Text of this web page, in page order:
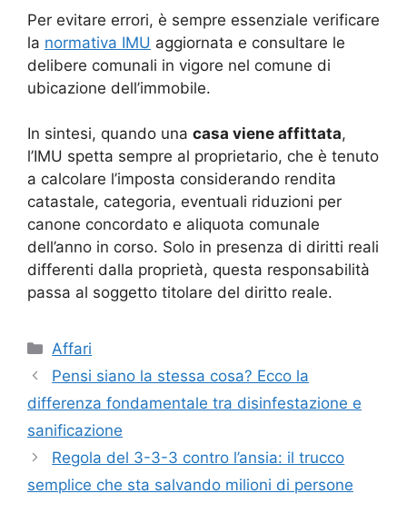
Per evitare errori, è sempre essenziale verificare
la normativa IMU aggiornata e consultare le
delibere comunali in vigore nel comune di
ubicazione dell’immobile.
In sintesi, quando una casa viene affittata,
l’IMU spetta sempre al proprietario, che è tenuto
a calcolare l’imposta considerando rendita
catastale, categoria, eventuali riduzioni per
canone concordato e aliquota comunale
dell’anno in corso. Solo in presenza di diritti reali
differenti dalla proprietà, questa responsabilità
passa al soggetto titolare del diritto reale.
Categorie
Affari
Pensi siano la stessa cosa? Ecco la
differenza fondamentale tra disinfestazione e
sanificazione
Regola del 3-3-3 contro l’ansia: il trucco
semplice che sta salvando milioni di persone